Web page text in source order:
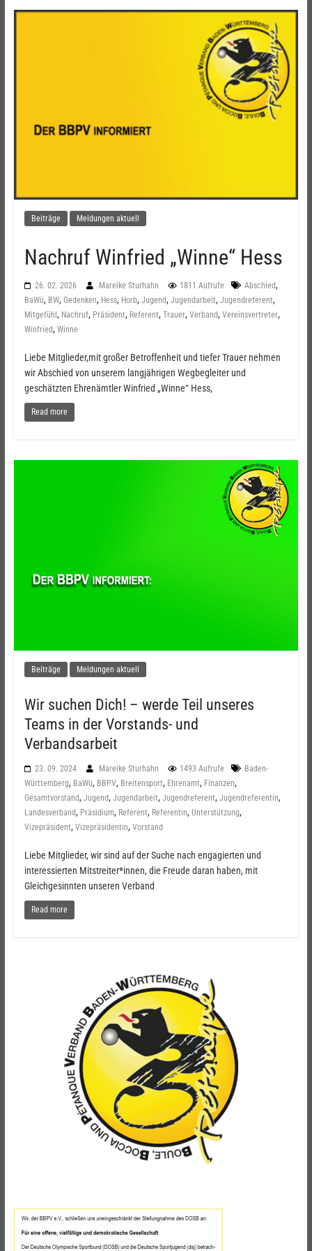
Beiträge Meldungen aktuell
Nachruf Winfried „Winne“ Hess
26. 02. 2026 Mareike Sturhahn 1811 Aufrufe Abschied,
BaWü, BW, Gedenken, Hess, Horb, Jugend, Jugendarbeit, Jugendreferent,
Mitgefühl , Nachruf, Präsident, Referent, Trauer, Verband, Vereinsvertreter,
Winfried, Winne
Liebe Mitglieder,mit großer Betroffenheit und tiefer Trauer nehmen
wir Abschied von unserem langjährigen Wegbegleiter und
geschätzten Ehrenämtler Winfried „Winne“ Hess,
Read more
Beiträge Meldungen aktuell
Wir suchen Dich! – werde Teil unseres
Teams in der Vorstands- und
Verbandsarbeit
23. 09. 2024 Mareike Sturhahn 1493 Aufrufe
Baden-
Württemberg, BaWü, BBPV, Breitensport, Ehrenamt, Finanzen,
Gesamtvorstand, Jugend, Jugendarbeit, Jugendreferent, Jugendreferentin,
Landesverband, Präsidium, Referent, Referentin, Unterstützung,
Vizepräsident, Vizepräsidentin, Vorstand
Liebe Mitglieder, wir sind auf der Suche nach engagierten und
interessierten Mitstreiter*innen, die Freude daran haben, mit
Gleichgesinnten unseren Verband
Read more